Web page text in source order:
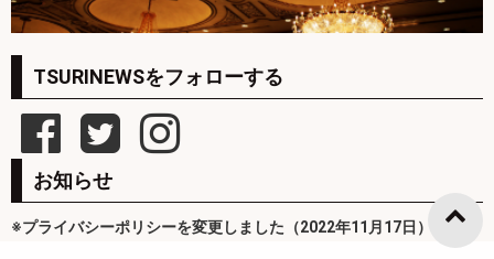
TSURINEWSをフォローする
お知らせ
※プライバシーポリシーを変更しました（2022年11月17日）